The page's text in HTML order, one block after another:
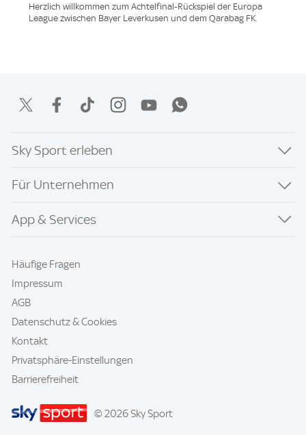
Herzlich willkommen zum Achtelfinal-Rückspiel der Europa
League zwischen Bayer Leverkusen und dem Qarabag FK.
Sky Sport erleben
Für Unternehmen
App & Services
Häufige Fragen
Impressum
AGB
Datenschutz & Cookies
Kontakt
Privatsphäre-Einstellungen
Barrierefreiheit
© 2026 Sky Sport